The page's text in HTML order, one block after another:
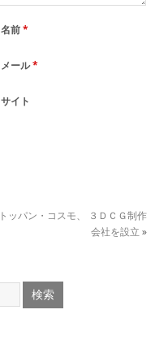
名前*
メール*
サイト
トッパン・コスモ、 ３ＤＣＧ制作
会社を設立 »